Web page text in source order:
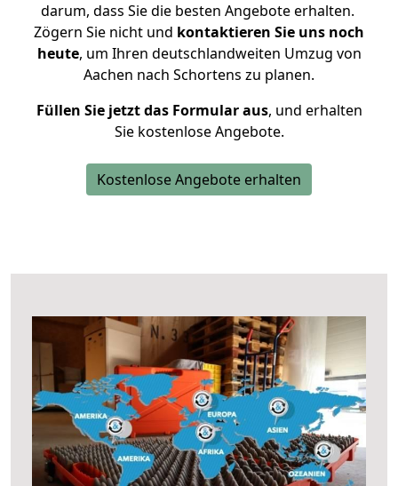
darum, dass Sie die besten Angebote erhalten.
Zögern Sie nicht und kontaktieren Sie uns noch
heute, um Ihren deutschlandweiten Umzug von
Aachen nach Schortens zu planen.
Füllen Sie jetzt das Formular aus, und erhalten
Sie kostenlose Angebote.
Kostenlose Angebote erhalten